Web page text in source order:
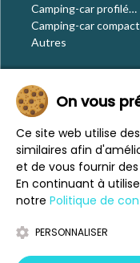
places
Camping-car profilé
occasion
Camping-car compact
occasion
Autres
Le blog
Actualités
Évènements
Nos conseils
Vos voyages
CaraMaps
Espace presse
Mentions légales
On vous
Ce site web utilise
similaires afin
et de vous fournir
En continuant à
notre Politique de
PERSONNALISER